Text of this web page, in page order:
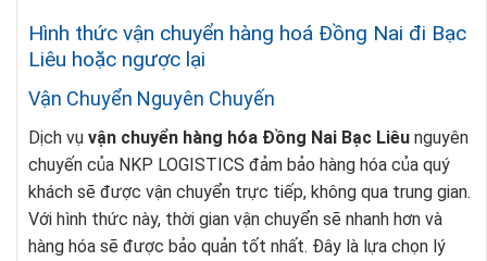
Hình thức vận chuyển hàng hoá Đồng Nai đi Bạc
Liêu hoặc ngược lại
Vận Chuyển Nguyên Chuyến
Dịch vụ vận chuyển hàng hóa Đồng Nai Bạc Liêu nguyên
chuyến của NKP LOGISTICS đảm bảo hàng hóa của quý
khách sẽ được vận chuyển trực tiếp, không qua trung gian.
Với hình thức này, thời gian vận chuyển sẽ nhanh hơn và
hàng hóa sẽ được bảo quản tốt nhất. Đây là lựa chọn lý